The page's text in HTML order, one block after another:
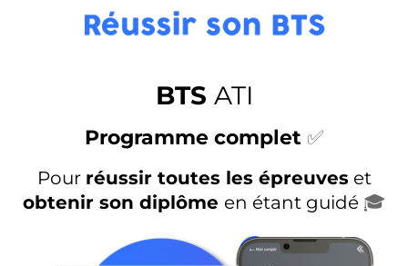
BTS ATI
Programme complet ✅
Pour réussir toutes les épreuveset
obtenir son diplôme en étant guidé 🎓